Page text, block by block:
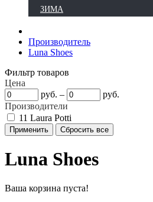
ЗИМА
Производитель
Luna Shoes
Фильтр товаров
Цена
руб. –
руб.
Производители
11 Laura Potti
Luna Shoes
Ваша корзина пуста!